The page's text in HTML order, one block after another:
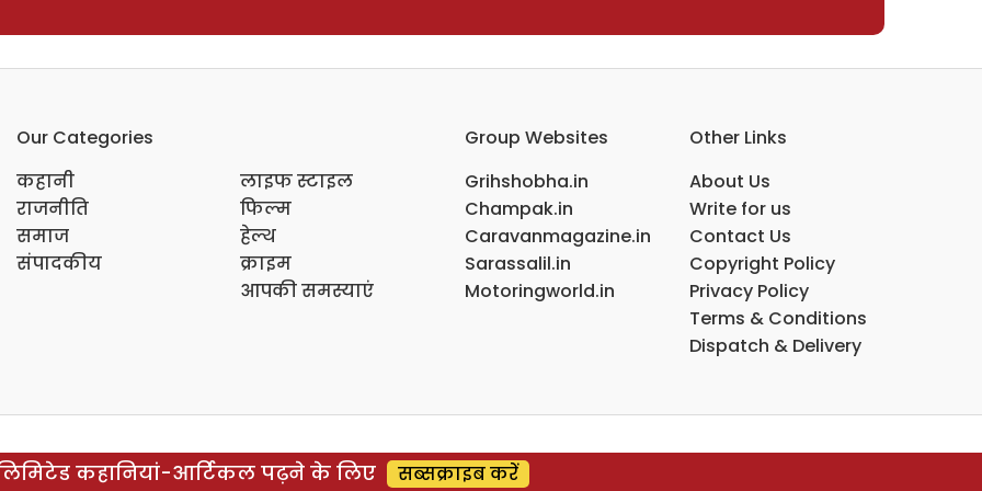
Our Categories
कहानी
राजनीति
समाज
संपादकीय
लाइफ स्टाइल
फिल्म
हेल्थ
क्राइम
आपकी समस्याएं
Group Websites
Grihshobha.in
Champak.in
Caravanmagazine.in
Sarassalil.in
Motoringworld.in
Other Links
About Us
Write for us
Contact Us
Copyright Policy
Privacy Policy
Terms & Conditions
Dispatch & Delivery
कहानियां-आर्टिकल पढ़ने के लिए सब्सक्राइब करें